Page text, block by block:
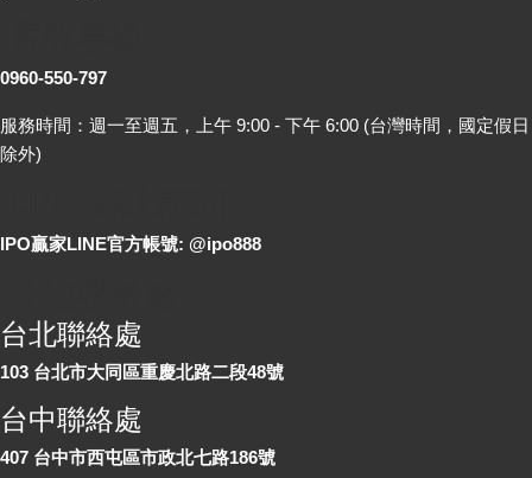
0960-550-797
服務時間：週一至週五，上午 9:00 - 下午 6:00 (台灣時間，國定假日
除外)
IPO贏家LINE官方帳號: @ipo888
台北聯絡處
103 台北市大同區重慶北路二段48號
台中聯絡處
407 台中市西屯區市政北七路186號